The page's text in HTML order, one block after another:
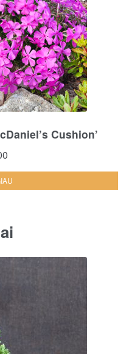
Cushion’